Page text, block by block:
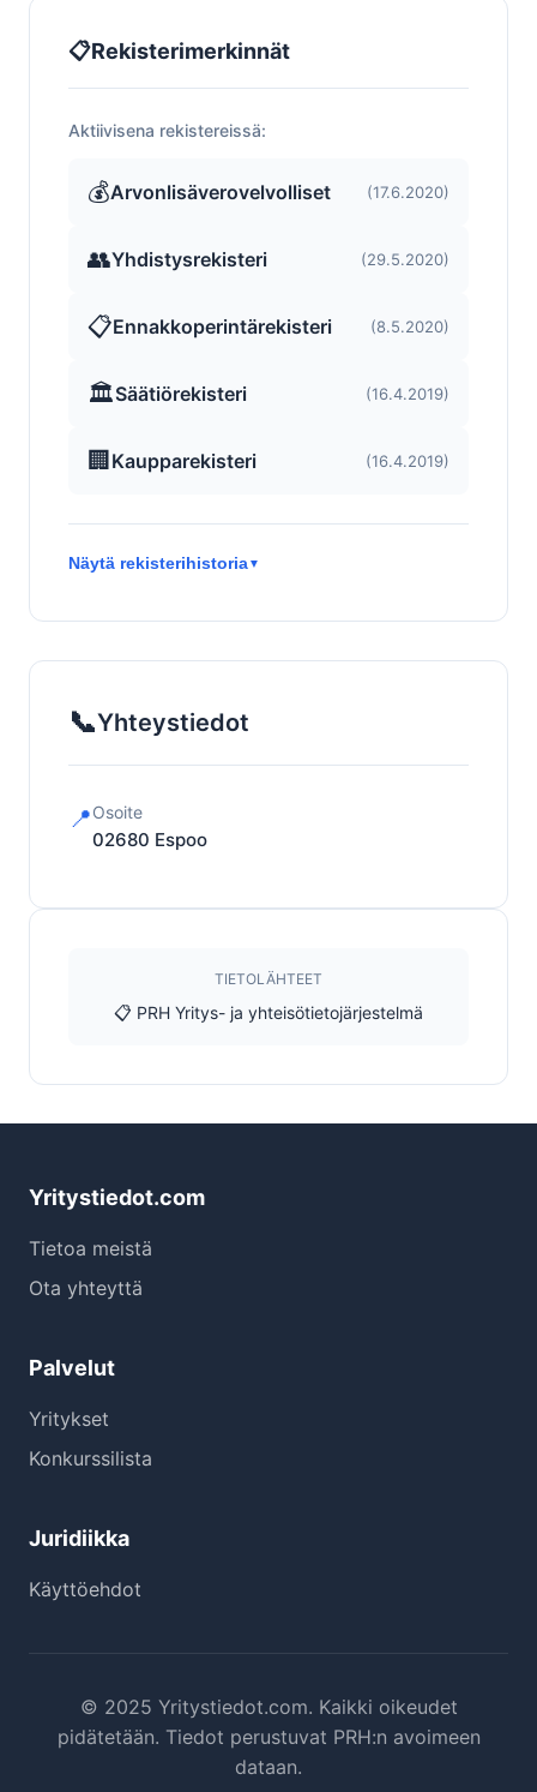
📋Rekisterimerkinnät
Aktiivisena rekistereissä:
💰Arvonlisäverovelvolliset (17.6.2020)
👥Yhdistysrekisteri (29.5.2020)
📋Ennakkoperintärekisteri (8.5.2020)
🏛️Säätiörekisteri (16.4.2019)
🏢 Kaupparekisteri (16.4.2019)
Näytä rekisterihistoria▼
📞Yhteystiedot
📍Osoite
02680 Espoo
TIETOLÄHTEET
📋 PRH Yritys- ja yhteisötietojärjestelmä
Yritystiedot.com
Tietoa meistä
Ota yhteyttä
Palvelut
Yritykset
Konkurssilista
Juridiikka
Käyttöehdot
© 2025 Yritystiedot.com. Kaikki oikeudet
pidätetään. Tiedot perustuvat PRH:n avoimeen
dataan.